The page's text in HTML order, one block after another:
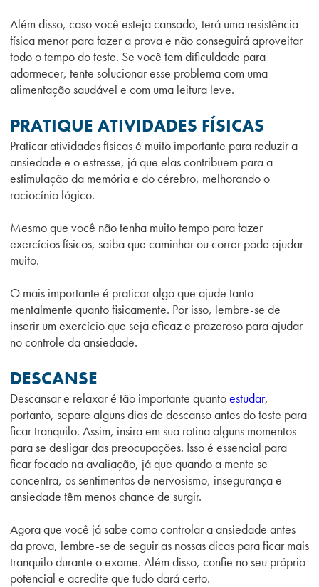
Além disso, caso você esteja cansado, terá uma resistência
física menor para fazer a prova e não conseguirá aproveitar
todo o tempo do teste. Se você tem dificuldade para
adormecer, tente solucionar esse problema com uma
alimentação saudável e com uma leitura leve.
PRATIQUE ATIVIDADES FÍSICAS
Praticar atividades físicas é muito importante para reduzir a
ansiedade e o estresse, já que elas contribuem para a
estimulação da memória e do cérebro, melhorando o
raciocínio lógico.
Mesmo que você não tenha muito tempo para fazer
exercícios físicos, saiba que caminhar ou correr pode ajudar
muito.
O mais importante é praticar algo que ajude tanto
mentalmente quanto fisicamente. Por isso, lembre-se de
inserir um exercício que seja eficaz e prazeroso para ajudar
no controle da ansiedade.
DESCANSE
Descansar e relaxar é tão importante quantoestudar,
portanto, separe alguns dias de descanso antes do teste para
ficar tranquilo. Assim, insira em sua rotina alguns momentos
para se desligar das preocupações. Isso é essencial para
ficar focado na avaliação, já que quando a mente se
concentra, os sentimentos de nervosismo, insegurança e
ansiedade têm menos chance de surgir.
Agora que você já sabe como controlar a ansiedade antes
da prova, lembre-se de seguir as nossas dicas para ficar mais
tranquilo durante o exame. Além disso, confie no seu próprio
potencial e acredite que tudo dará certo.